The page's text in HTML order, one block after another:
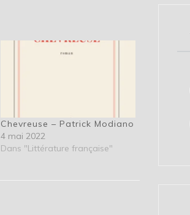
Chevreuse – Patrick Modiano
4 mai 2022
Dans "Littérature française"